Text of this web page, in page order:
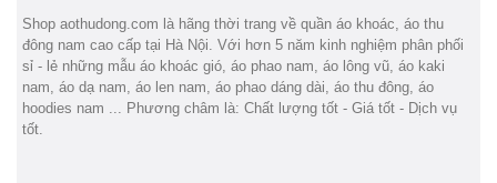
Shop aothudong.com là hãng thời trang về quần áo khoác, áo thu
đông nam cao cấp tại Hà Nội. Với hơn 5 năm kinh nghiệm phân phối
sỉ - lẻ những mẫu áo khoác gió, áo phao nam, áo lông vũ, áo kaki
nam, áo dạ nam, áo len nam, áo phao dáng dài, áo thu đông, áo
hoodies nam ... Phương châm là: Chất lượng tốt - Giá tốt - Dịch vụ
tốt.